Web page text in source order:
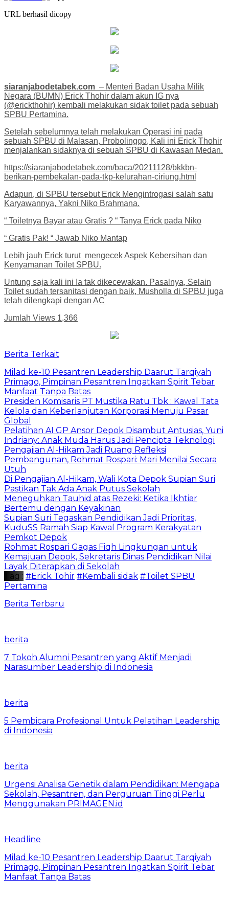
URL berhasil dicopy
siaranjabodetabek.com – Menteri Badan Usaha Milik
Negara (BUMN) Erick Thohir dalam akun IG nya
(@erickthohir) kembali melakukan sidak toilet pada sebuah
SPBU Pertamina.
Setelah sebelumnya telah melakukan Operasi ini pada
sebuah SPBU di Malasan, Probolinggo, Kali ini Erick Thohir
menjalankan sidaknya di sebuah SPBU di Kawasan Medan.
https://siaranjabodetabek.com/baca/20211128/bkkbn-
berikan-pembekalan-pada-tkp-kelurahan-ciriung.html
Adapun, di SPBU tersebut Erick Mengintrogasi salah satu
Karyawannya, Yakni Niko Brahmana.
“ Toiletnya Bayar atau Gratis ? “ Tanya Erick pada Niko
“ Gratis Pak! “ Jawab Niko Mantap
Lebih jauh Erick turut mengecek Aspek Kebersihan dan
Kenyamanan Toilet SPBU.
Untung saja kali ini Ia tak dikecewakan. Pasalnya, Selain
Toilet sudah tersanitasi dengan baik, Musholla di SPBU juga
telah dilengkapi dengan AC
Jumlah Views 1,366
Berita Terkait
Milad ke-10 Pesantren Leadership Daarut Tarqiyah
Primago, Pimpinan Pesantren Ingatkan Spirit Tebar
Manfaat Tanpa Batas
Presiden Komisaris PT Mustika Ratu Tbk : Kawal Tata
Kelola dan Keberlanjutan Korporasi Menuju Pasar
Global
Pelatihan AI GP Ansor Depok Disambut Antusias, Yuni
Indriany: Anak Muda Harus Jadi Pencipta Teknologi
Pengajian Al-Hikam Jadi Ruang Refleksi
Pembangunan, Rohmat Rospari: Mari Menilai Secara
Utuh
Di Pengajian Al-Hikam, Wali Kota Depok Supian Suri
Pastikan Tak Ada Anak Putus Sekolah
Meneguhkan Tauhid atas Rezeki: Ketika Ikhtiar
Bertemu dengan Keyakinan
Supian Suri Tegaskan Pendidikan Jadi Prioritas,
KuduSS Ramah Siap Kawal Program Kerakyatan
Pemkot Depok
Rohmat Rospari Gagas Fiqh Lingkungan untuk
Kemajuan Depok, Sekretaris Dinas Pendidikan Nilai
Layak Diterapkan di Sekolah
Tag : #Erick Tohir #Kembali sidak #Toilet SPBU
Pertamina
Berita Terbaru
berita
7 Tokoh Alumni Pesantren yang Aktif Menjadi
Narasumber Leadership di Indonesia
berita
5 Pembicara Profesional Untuk Pelatihan Leadership
di Indonesia
berita
Urgensi Analisa Genetik dalam Pendidikan: Mengapa
Sekolah, Pesantren, dan Perguruan Tinggi Perlu
Menggunakan PRIMAGEN.id
Headline
Milad ke-10 Pesantren Leadership Daarut Tarqiyah
Primago, Pimpinan Pesantren Ingatkan Spirit Tebar
Manfaat Tanpa Batas